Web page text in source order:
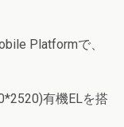
Platformで、
有機ELを搭